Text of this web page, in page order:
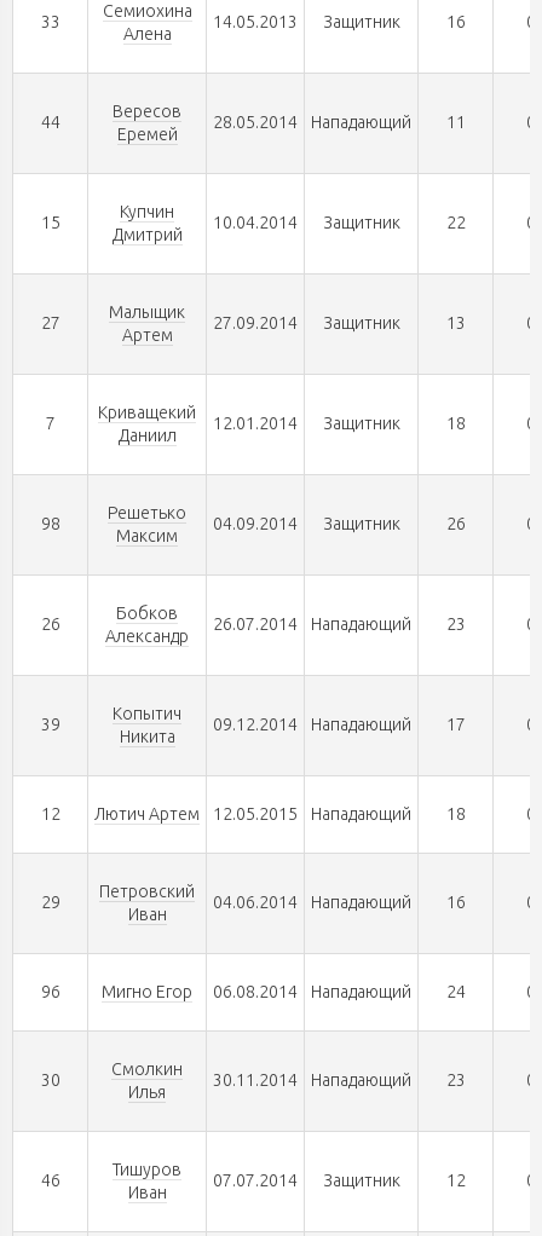
33
Семиохина
Алена
14.05.2013 Защитник 16 0
44
Вересов
Еремей
28.05.2014 Нападающий 11 0
15
Купчин
Дмитрий
10.04.2014 Защитник 22 0
27
Малыщик
Артем
27.09.2014 Защитник 13 0
7
Криващекий
Даниил
12.01.2014 Защитник 18 0
98
Решетько
Максим
04.09.2014 Защитник 26 0
26
Бобков
Александр
26.07.2014 Нападающий 23 0
39
Копытич
Никита
09.12.2014 Нападающий 17 0
12 Лютич Артем 12.05.2015 Нападающий 18 0
29
Петровский
Иван
04.06.2014 Нападающий 16 0
96 Мигно Егор 06.08.2014 Нападающий 24 0
30
Смолкин
Илья
30.11.2014 Нападающий 23 0
46
Тишуров
Иван
07.07.2014 Защитник 12 0